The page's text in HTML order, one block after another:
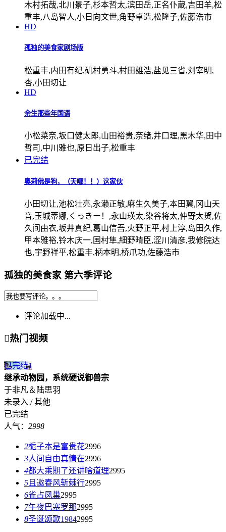
木村拓哉,北川景子,杉本哲太,滨田岳,正名仆蔵,吉田羊,松
重丰,八岛智人,小日向文世,角野卓造,松隆子,佐藤浩市
HD
孤独的美食家剧场版
松重丰,内田有纪,矶村勇斗,村田雄浩,盐见三省,刘宰明,
杏,小田切让
HD
余生那些年国语
小松菜奈,坂口健太郎,山田裕贵,奈绪,井口理,黑木华,田中
哲司,中川雅也,原日出子,松重丰
已完结
奥莉佛是狗，（天哪！！）这家伙
小田切让,池松壮亮,永濑正敏,麻生久美子,本田翼,冈山天
音,玉城蒂娜,くっきー！,永山瑛太,染谷将太,仲野太贺,佐
久间由衣,坂井真纪,葛山信吾,火野正平,村上淳,岛田久作,
甲本雅裕,铃木庆一,国村隼,細野晴臣,涩川清彦,我修院达
也,宇野祥平,松重丰,柄本明,桥爪功,佐藤浩市
孤独的美食家 第六季评论
评论加载中...
热门视频
已完结1
继承动物园，系统硬说御兽宗
于非凡＆陆思羽
未录入 / 其他
已完结
人气： 2998
2栀子本是富贵花2996
3人间自由真情在2996
4都大乘期了还讲啥道理2995
5 且邀春风斩棘行2995
6雀占凤巢2995
7午夜巴塞罗那2995
8圣诞颂歌19842995